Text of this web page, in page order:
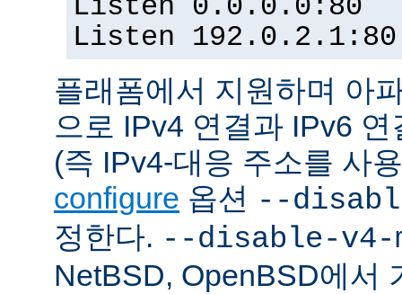
Listen 0.0.0.0:80
Listen 192.0.2.1:80
플래폼에서 지원하며 아
으로 IPv4 연결과 IPv6
(즉 IPv4-대응 주소를 사
configure 옵션 --
정한다. --disable-v4-
NetBSD, OpenBSD에서